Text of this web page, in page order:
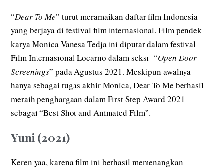
“Dear To Me” turut meramaikan daftar film Indonesia
yang berjaya di festival film internasional. Film pendek
karya Monica Vanesa Tedja ini diputar dalam festival
Film Internasional Locarno dalam seksi “Open Door
Screenings” pada Agustus 2021. Meskipun awalnya
hanya sebagai tugas akhir Monica, Dear To Me berhasil
meraih penghargaan dalam First Step Award 2021
sebagai “Best Shot and Animated Film”.
Yuni (2021)
Keren yaa, karena film ini berhasil memenangkan